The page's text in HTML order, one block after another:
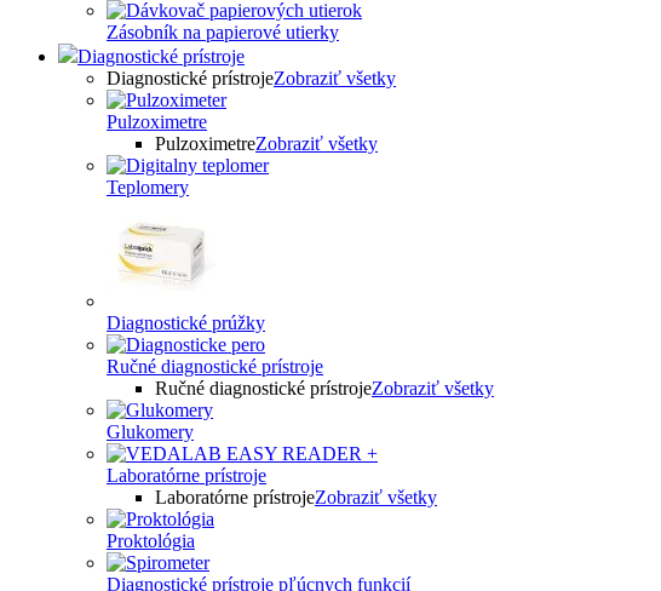
Zásobník na papierové utierky
Diagnostické prístroje
Diagnostické prístrojeZobraziť všetky
Pulzoximetre
PulzoximetreZobraziť všetky
Teplomery
Diagnostické prúžky
Ručné diagnostické prístroje
Ručné diagnostické prístrojeZobraziť všetky
Glukomery
Laboratórne prístroje
Laboratórne prístrojeZobraziť všetky
Proktológia
Diagnostické prístroje pľúcnych funkcií